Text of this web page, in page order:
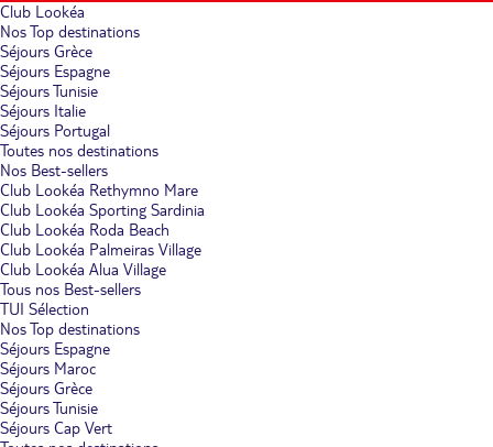
Club Lookéa
Nos Top destinations
Séjours Grèce
Séjours Espagne
Séjours Tunisie
Séjours Italie
Séjours Portugal
Toutes nos destinations
Nos Best-sellers
Club Lookéa Rethymno Mare
Club Lookéa Sporting Sardinia
Club Lookéa Roda Beach
Club Lookéa Palmeiras Village
Club Lookéa Alua Village
Tous nos Best-sellers
TUI Sélection
Nos Top destinations
Séjours Espagne
Séjours Maroc
Séjours Grèce
Séjours Tunisie
Séjours Cap Vert